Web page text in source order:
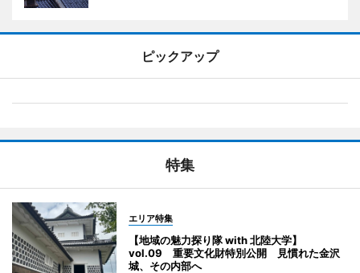
ピックアップ
特集
エリア特集
【地域の魅力探り隊 with 北陸大学】
vol.09 重要文化財特別公開 見慣れた金沢
城、その内部へ